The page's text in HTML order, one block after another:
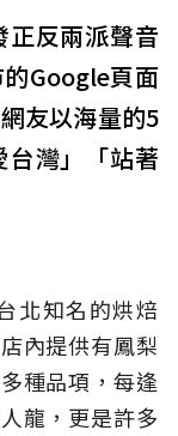
反兩派聲音
Google頁面
友以海量的5
灣」「站著
北知名的烘焙
內提供有鳳梨
種品項，每逢
龍，更是許多